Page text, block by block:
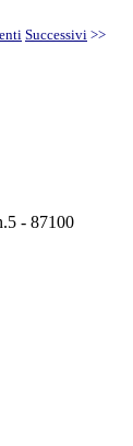
Successivi >>
- 87100